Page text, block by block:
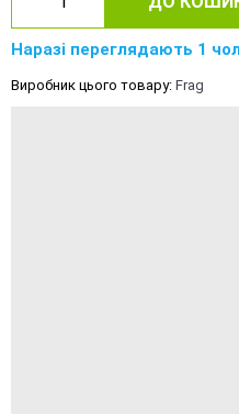
Наразі переглядають 1
Виробник цього товару: Frag